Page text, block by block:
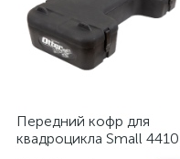
Передний кофр для
квадроцикла Small 4410